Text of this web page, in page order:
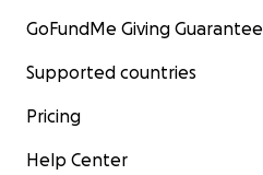
GoFundMe Giving Guarantee
Supported countries
Pricing
Help Center